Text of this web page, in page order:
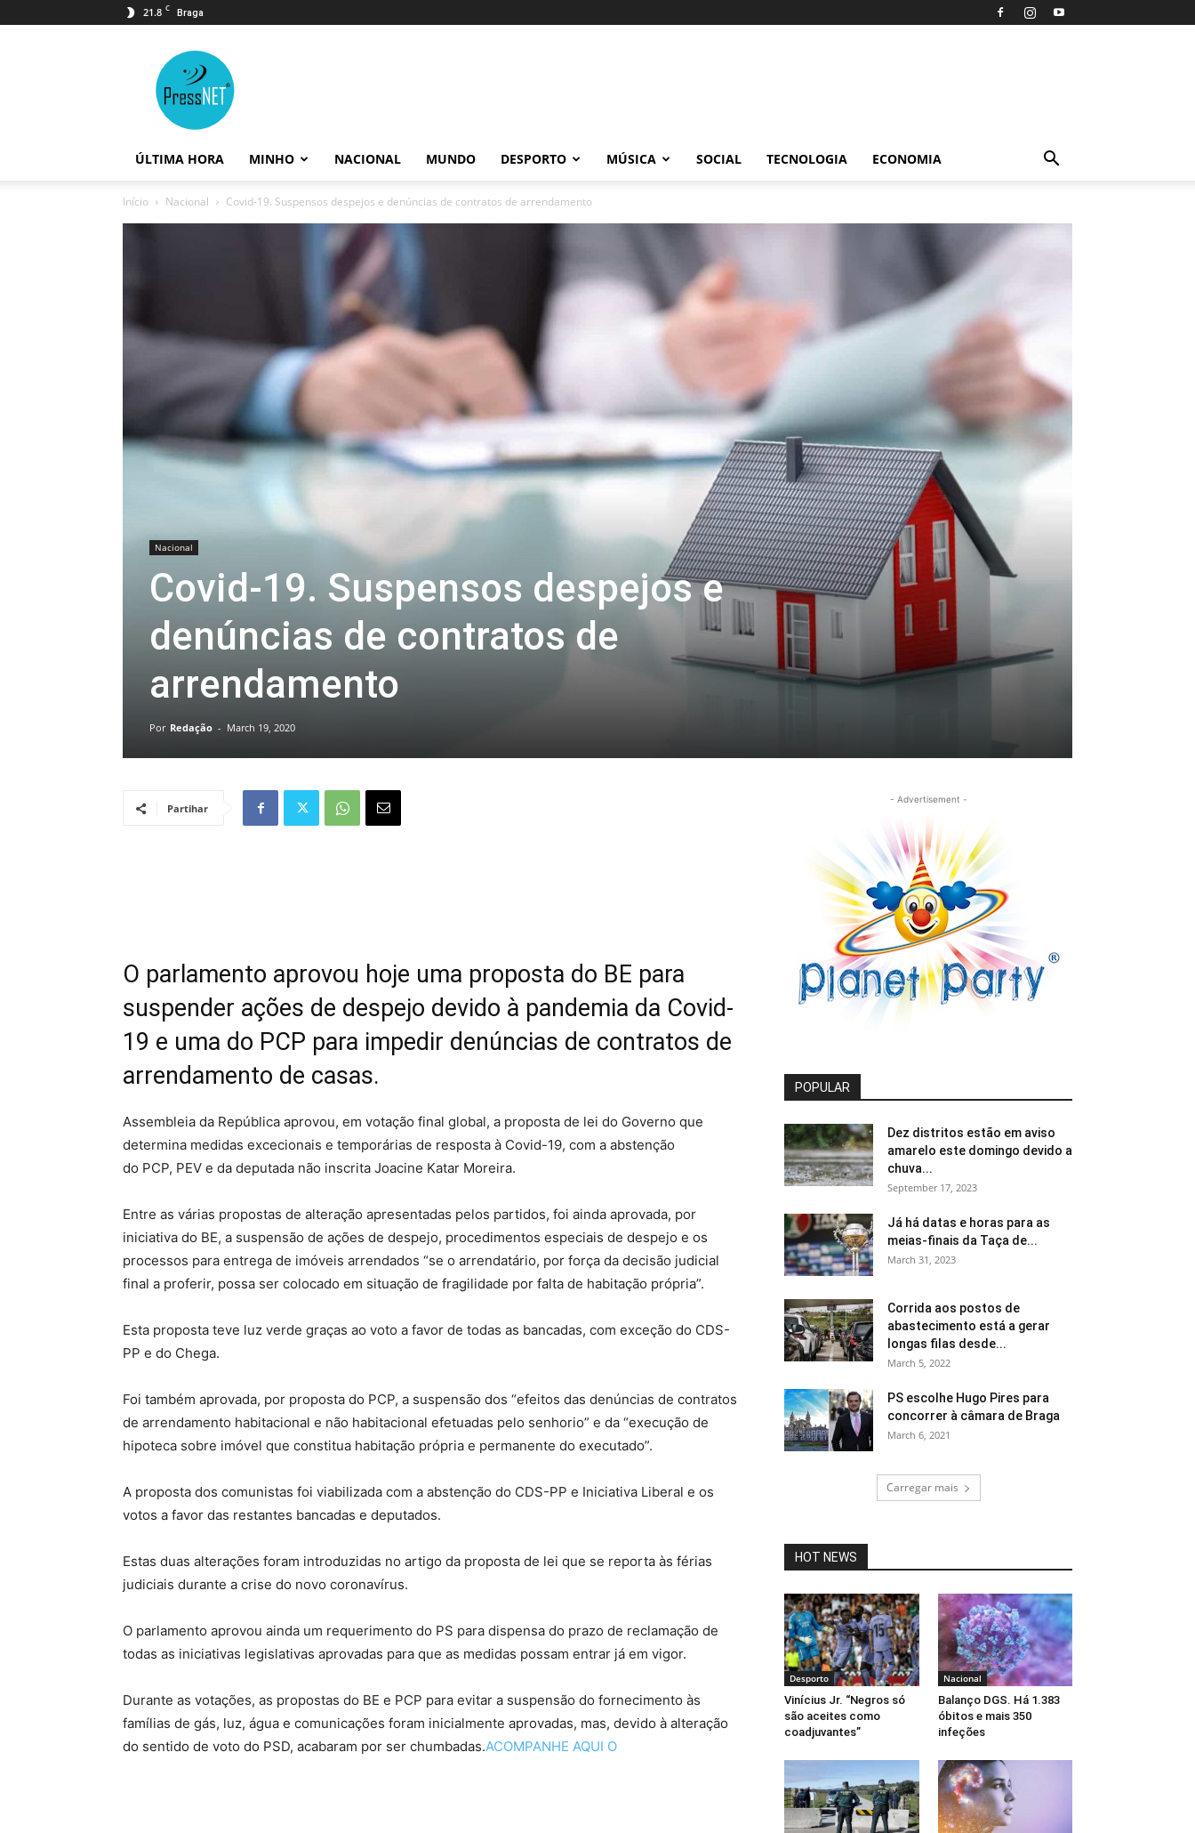
21.8 C Braga
ÚLTIMA HORA MINHO NACIONAL MUNDO DESPORTO MÚSICA SOCIAL TECNOLOGIA ECONOMIA
Início Nacional Covid-19. Suspensos despejos e denúncias de contratos de arrendamento
Nacional
Covid-19. Suspensos despejos e
denúncias de contratos de
arrendamento
Por Redação - March 19, 2020
Partihar
O parlamento aprovou hoje uma proposta do BE para
suspender ações de despejo devido à pandemia da Covid-
19 e uma do PCP para impedir denúncias de contratos de
arrendamento de casas.
Assembleia da República aprovou, em votação final global, a proposta de lei do Governo que
determina medidas excecionais e temporárias de resposta à Covid-19, com a abstenção
do PCP, PEV e da deputada não inscrita Joacine Katar Moreira.
Entre as várias propostas de alteração apresentadas pelos partidos, foi ainda aprovada, por
iniciativa do BE, a suspensão de ações de despejo, procedimentos especiais de despejo e os
processos para entrega de imóveis arrendados “se o arrendatário, por força da decisão judicial
final a proferir, possa ser colocado em situação de fragilidade por falta de habitação própria”.
Esta proposta teve luz verde graças ao voto a favor de todas as bancadas, com exceção do CDS-
PP e do Chega.
Foi também aprovada, por proposta do PCP, a suspensão dos “efeitos das denúncias de contratos
de arrendamento habitacional e não habitacional efetuadas pelo senhorio” e da “execução de
hipoteca sobre imóvel que constitua habitação própria e permanente do executado”.
A proposta dos comunistas foi viabilizada com a abstenção do CDS-PP e Iniciativa Liberal e os
votos a favor das restantes bancadas e deputados.
Estas duas alterações foram introduzidas no artigo da proposta de lei que se reporta às férias
judiciais durante a crise do novo coronavírus.
O parlamento aprovou ainda um requerimento do PS para dispensa do prazo de reclamação de
todas as iniciativas legislativas aprovadas para que as medidas possam entrar já em vigor.
Durante as votações, as propostas do BE e PCP para evitar a suspensão do fornecimento às
famílias de gás, luz, água e comunicações foram inicialmente aprovadas, mas, devido à alteração
do sentido de voto do PSD, acabaram por ser chumbadas.ACOMPANHE AQUI O
- Advertisement -
POPULAR
Dez distritos estão em aviso
amarelo este domingo devido a
chuva...
September 17, 2023
Já há datas e horas para as
meias-finais da Taça de...
March 31, 2023
Corrida aos postos de
abastecimento está a gerar
longas filas desde...
March 5, 2022
PS escolhe Hugo Pires para
concorrer à câmara de Braga
March 6, 2021
Carregar mais
HOT NEWS
Desporto
Vinícius Jr. “Negros só
são aceites como
coadjuvantes”
Nacional
Balanço DGS. Há 1.383
óbitos e mais 350
infeções